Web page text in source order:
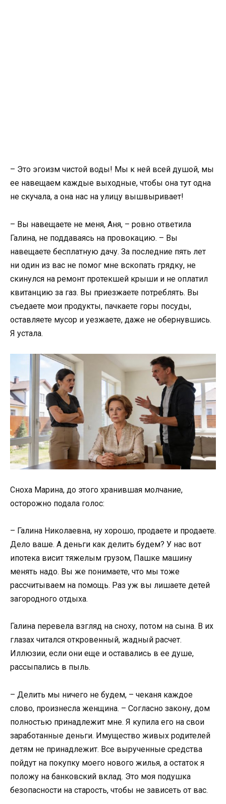
– Это эгоизм чистой воды! Мы к ней всей душой, мы
ее навещаем каждые выходные, чтобы она тут одна
не скучала, а она нас на улицу вышвыривает!
– Вы навещаете не меня, Аня, – ровно ответила
Галина, не поддаваясь на провокацию. – Вы
навещаете бесплатную дачу. За последние пять лет
ни один из вас не помог мне вскопать грядку, не
скинулся на ремонт протекшей крыши и не оплатил
квитанцию за газ. Вы приезжаете потреблять. Вы
съедаете мои продукты, пачкаете горы посуды,
оставляете мусор и уезжаете, даже не обернувшись.
Я устала.
Сноха Марина, до этого хранившая молчание,
осторожно подала голос:
– Галина Николаевна, ну хорошо, продаете и продаете.
Дело ваше. А деньги как делить будем? У нас вот
ипотека висит тяжелым грузом, Пашке машину
менять надо. Вы же понимаете, что мы тоже
рассчитываем на помощь. Раз уж вы лишаете детей
загородного отдыха.
Галина перевела взгляд на сноху, потом на сына. В их
глазах читался откровенный, жадный расчет.
Иллюзии, если они еще и оставались в ее душе,
рассыпались в пыль.
– Делить мы ничего не будем, – чеканя каждое
слово, произнесла женщина. – Согласно закону, дом
полностью принадлежит мне. Я купила его на свои
заработанные деньги. Имущество живых родителей
детям не принадлежит. Все вырученные средства
пойдут на покупку моего нового жилья, а остаток я
положу на банковский вклад. Это моя подушка
безопасности на старость, чтобы не зависеть от вас.